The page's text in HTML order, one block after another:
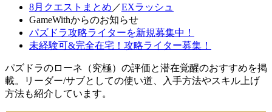
8月クエストまとめ ／EXラッシュ
GameWithからのお知らせ
パズドラ攻略ライターを新規募集中！
未経験可&完全在宅！攻略ライター募集！
パズドラのローネ（究極）の評価と潜在覚醒のおすすめを掲
載。リーダー/サブとしての使い道、入手方法やスキル上げ
方法も紹介しています。